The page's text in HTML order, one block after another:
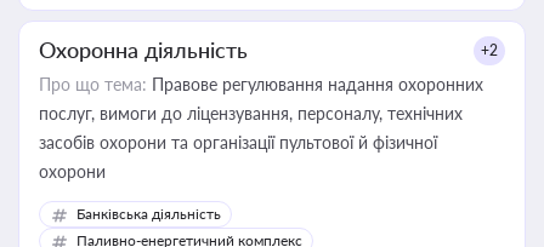
Охоронна діяльність +2
Про що тема: Правове регулювання надання охоронних
послуг, вимоги до ліцензування, персоналу, технічних
засобів охорони та організації пультової й фізичної
охорони
Банківська діяльність
Паливно-енергетичний комплекс